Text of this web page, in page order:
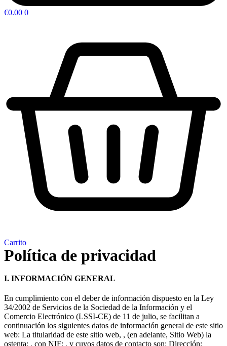
€0.00 0
Carrito
Política de privacidad
I. INFORMACIÓN GENERAL
En cumplimiento con el deber de información dispuesto en la Ley
34/2002 de Servicios de la Sociedad de la Información y el
Comercio Electrónico (LSSI-CE) de 11 de julio, se facilitan a
continuación los siguientes datos de información general de este sitio
web: La titularidad de este sitio web, , (en adelante, Sitio Web) la
ostenta: , con NIF: , y cuyos datos de contacto son: Dirección: